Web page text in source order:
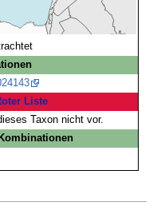
Liste
Taxon nicht vor.